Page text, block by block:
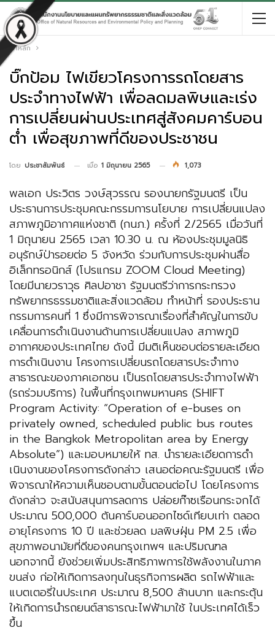
หน้าหลัก
บิ๊กป้อม ไฟเขียวโครงการรถโดยสาร
ประจําทางไฟฟ้า เพื่อลดมลพิษและเร่ง
การเปลี่ยนผ่านประเทศสู่สังคมคาร์บอน
ต่ำ เพื่อสุขภาพที่ดีของประชาชน
โดย ประชาสัมพันธ์ เมื่อ 1 มิถุนายน 2565 1,073
พลเอก ประวิตร วงษ์สุวรรณ รองนายกรัฐมนตรี เป็น
ประธานการประชุมคณะกรรมการนโยบาย การเปลี่ยนแปลง
สภาพภูมิอากาศแห่งชาติ (กนภ.) ครั้งที่ 2/2565 เมื่อวันที่
1 มิถุนายน 2565 เวลา 10.30 น. ณ ห้องประชุมมูลนิธิ
อนุรักษ์ป่ารอยต่อ 5 จังหวัด ร่วมกับการประชุมผ่านสื่อ
อิเล็กทรอนิกส์ (โปรแกรม ZOOM Cloud Meeting)
โดยมีนายวราวุธ ศิลปอาชา รัฐมนตรีว่าการกระทรวง
ทรัพยากรธรรมชาติและสิ่งแวดล้อม ทําหน้าที่ รองประธาน
กรรมการคนที่ 1 ซึ่งมีการพิจารณาเรื่องที่สําคัญในการขับ
เคลื่อนการดําเนินงานด้านการเปลี่ยนแปลง สภาพภูมิ
อากาศของประเทศไทย ดังนี้ มีมติเห็นชอบต่อรายละเอียด
การดําเนินงาน โครงการเปลี่ยนรถโดยสารประจําทาง
สาธารณะของภาคเอกชน เป็นรถโดยสารประจําทางไฟฟ้า
(รถร่วมบริการ) ในพื้นที่กรุงเทพมหานคร (SHIFT
Program Activity: “Operation of e-buses on
privately owned, scheduled public bus routes
in the Bangkok Metropolitan area by Energy
Absolute”) และมอบหมายให้ ทส. นํารายละเอียดการดํา
เนินงานของโครงการดังกล่าว เสนอต่อคณะรัฐมนตรี เพื่อ
พิจารณาให้ความเห็นชอบตามขั้นตอนต่อไป โดยโครงการ
ดังกล่าว จะสนับสนุนการลดการ ปล่อยก๊าซเรือนกระจกได้
ประมาณ 500,000 ตันคาร์บอนออกไซด์เทียบเท่า ตลอด
อายุโครงการ 10 ปี และช่วยลด มลพิษฝุ่น PM 2.5 เพื่อ
สุขภาพอนามัยที่ดีของคนกรุงเทพฯ และปริมณฑล
นอกจากนี้ ยังช่วยเพิ่มประสิทธิภาพการใช้พลังงานในภาค
ขนส่ง ก่อให้เกิดการลงทุนในธุรกิจการผลิต รถไฟฟ้าและ
แบตเตอรี่ในประเทศ ประมาณ 8,500 ล้านบาท และกระตุ้น
ให้เกิดการนํารถยนต์สาธารณะไฟฟ้ามาใช้ ในประเทศได้เร็ว
ขึ้น